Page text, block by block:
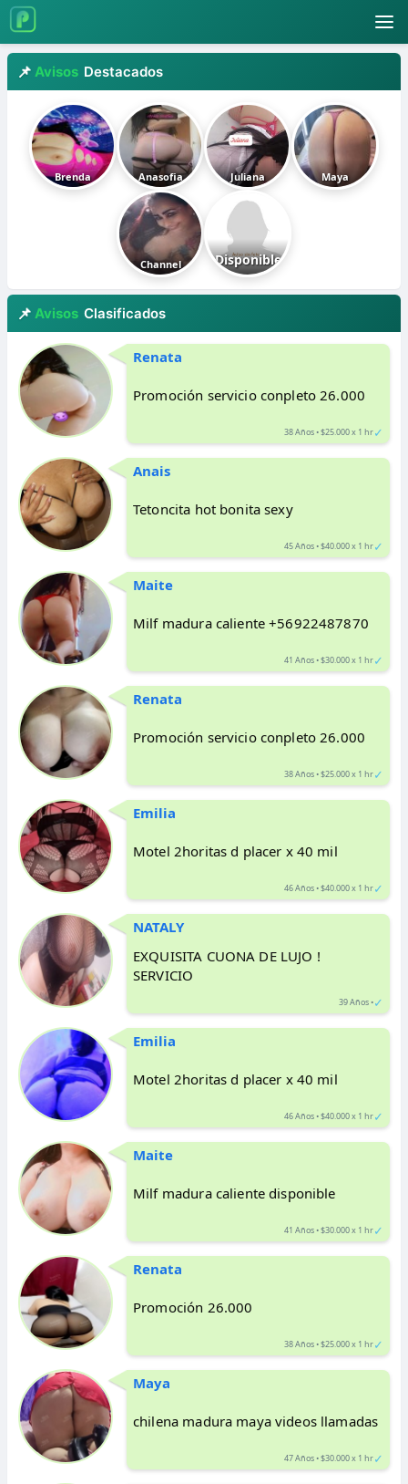
Avisos Destacados
Brenda Anasofia Juliana Maya
Channel Disponible
Avisos Clasificados
Renata
Promoción servicio conpleto 26.000
38 Años • $25.000 x 1 hr✓
Anais
Tetoncita hot bonita sexy
45 Años • $40.000 x 1 hr✓
Maite
Milf madura caliente +56922487870
41 Años • $30.000 x 1 hr✓
Renata
Promoción servicio conpleto 26.000
38 Años • $25.000 x 1 hr✓
Emilia
Motel 2horitas d placer x 40 mil
46 Años • $40.000 x 1 hr✓
NATALY
EXQUISITA CUONA DE LUJO !
SERVICIO
39 Años •✓
Emilia
Motel 2horitas d placer x 40 mil
46 Años • $40.000 x 1 hr✓
Maite
Milf madura caliente disponible
41 Años • $30.000 x 1 hr✓
Renata
Promoción 26.000
38 Años • $25.000 x 1 hr✓
Maya
chilena madura maya videos llamadas
47 Años • $30.000 x 1 hr✓